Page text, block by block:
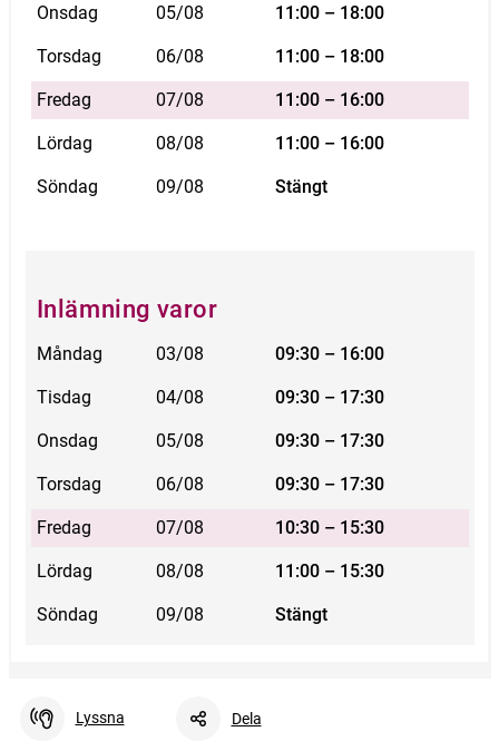
Lyssna Dela
Onsdag 05/08 11:00 – 18:00
Torsdag 06/08 11:00 – 18:00
Fredag 07/08 11:00 – 16:00
Lördag 08/08 11:00 – 16:00
Söndag 09/08 Stängt
Inlämning varor
Måndag 03/08 09:30 – 16:00
Tisdag 04/08 09:30 – 17:30
Onsdag 05/08 09:30 – 17:30
Torsdag 06/08 09:30 – 17:30
Fredag 07/08 10:30 – 15:30
Lördag 08/08 11:00 – 15:30
Söndag 09/08 Stängt